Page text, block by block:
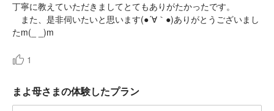
丁寧に教えていただきましてとてもありがたかったです。
また、是非伺いたいと思います(●´∀｀●)ありがとうございまし
たm(_ _)m
1
まよ母さまの体験したプラン